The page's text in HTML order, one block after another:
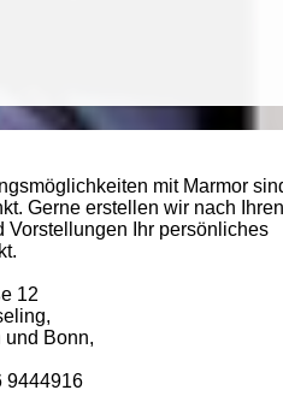
mit Marmor
Gerne erstellen wir nach Ihren
Vorstellungen Ihr persönliches
12
,
und Bonn,
9444916